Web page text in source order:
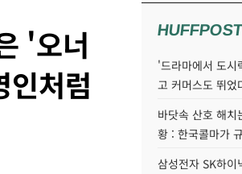
'오너
처럼
'드라마에서 도
고 커머스도 뛰었
바닷속 산호 해치
황 : 한국콜마가
삼성전자 SK하